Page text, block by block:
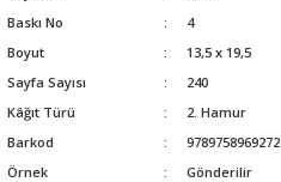
Baskı No
4
Boyut
13,5 x 19,5
Sayfa Sayısı
240
Kâğıt Türü
2. Hamur
Barkod
9789758969272
Örnek
Gönderilir